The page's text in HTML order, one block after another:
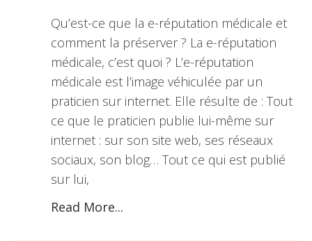
Qu’est-ce que la e-réputation médicale et
comment la préserver ? La e-réputation
médicale, c’est quoi ? L’e-réputation
médicale est l’image véhiculée par un
praticien sur internet. Elle résulte de : Tout
ce que le praticien publie lui-même sur
internet : sur son site web, ses réseaux
sociaux, son blog… Tout ce qui est publié
sur lui,
Read More...